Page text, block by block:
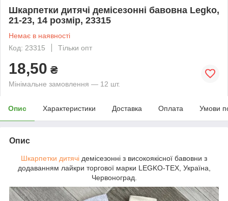
Шкарпетки дитячі демісезонні бавовна Legko,
21-23, 14 розмір, 23315
Немає в наявності
Код: 23315
Тільки опт
18,50 ₴
Мінімальне замовлення — 12 шт.
Опис Характеристики Доставка Оплата Умови
Опис
Шкарпетки дитячі демісезонні з високоякісної бавовни з
додаванням лайкри торгової марки LEGKO-TEX, Україна,
Червоноград.